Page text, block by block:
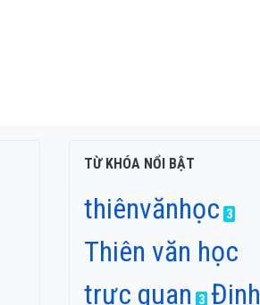
TỪ KHÓA NỔI BẬT
thiênvănhọc 3
Thiên văn học
trực quan
3 Đinh